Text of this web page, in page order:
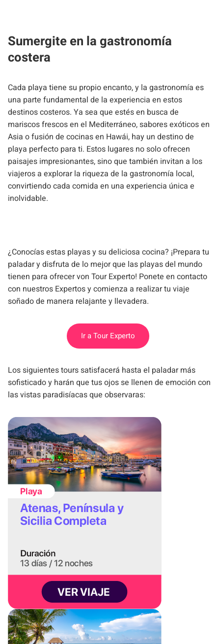
Sumergite en la gastronomía
costera
Cada playa tiene su propio encanto, y la gastronomía es
una parte fundamental de la experiencia en estos
destinos costeros. Ya sea que estés en busca de
mariscos frescos en el Mediterráneo, sabores exóticos en
Asia o fusión de cocinas en Hawái, hay un destino de
playa perfecto para ti. Estos lugares no solo ofrecen
paisajes impresionantes, sino que también invitan a los
viajeros a explorar la riqueza de la gastronomía local,
convirtiendo cada comida en una experiencia única e
inolvidable.
¿Conocías estas playas y su deliciosa cocina? ¡Prepara tu
paladar y disfruta de lo mejor que las playas del mundo
tienen para ofrecer von Tour Experto! Ponete en contacto
con nuestros Expertos y comienza a realizar tu viaje
soñado de manera relajante y llevadera.
Ir a Tour Experto
Los siguientes tours satisfacerá hasta el paladar más
sofisticado y harán que tus ojos se llenen de emoción con
las vistas paradisíacas que observaras: